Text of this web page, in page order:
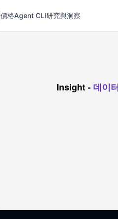
價格Agent CLI研究與洞察
Insight- 데이